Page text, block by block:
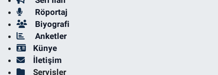
Röportaj
Biyografi
Anketler
Künye
İletişim
Servisler